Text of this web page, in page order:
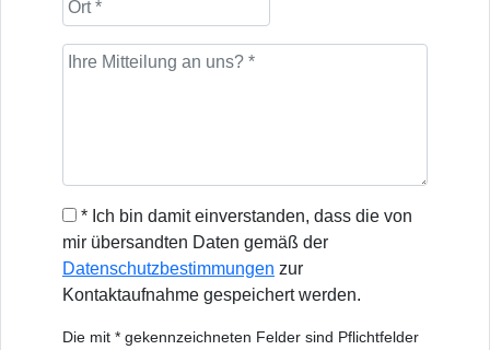
* Ich bin damit einverstanden, dass die von
mir übersandten Daten gemäß der
Datenschutzbestimmungen zur
Kontaktaufnahme gespeichert werden.
Die mit * gekennzeichneten Felder sind Pflichtfelder